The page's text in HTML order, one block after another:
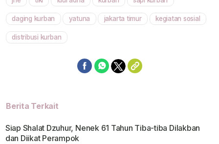
daging kurban yatuna jakarta timur kegiatan sosial
distribusi kurban
Berita Terkait
Siap Shalat Dzuhur, Nenek 61 Tahun Tiba-tiba Dilakban
dan Diikat Perampok